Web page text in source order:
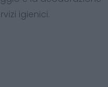
igienici.